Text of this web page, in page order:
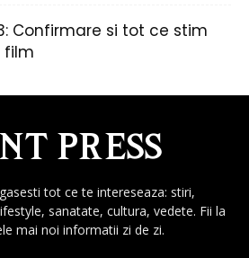
Confirmare si tot ce stim
film
tot ce te intereseaza: stiri,
sanatate, cultura, vedete. Fii la
mai noi informatii zi de zi.